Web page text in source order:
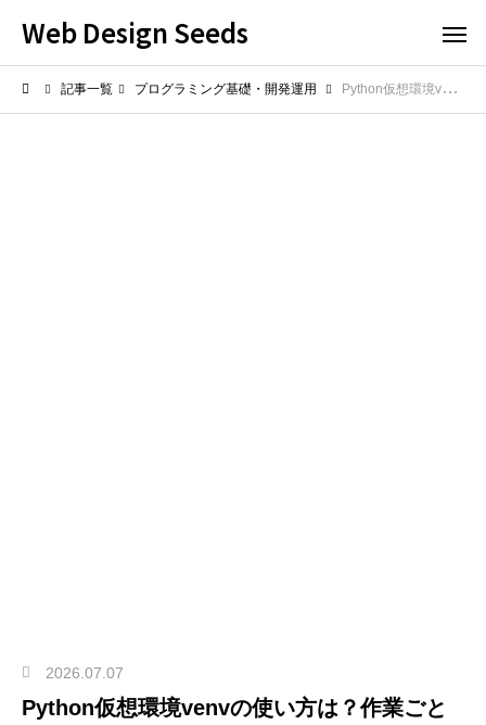
Web Design Seeds
記事一覧 プログラミング基礎・開発運用 Python仮想環境venvの使い方は？作業ごとに環境を切り替える方法を解説
2026.07.07
Python仮想環境venvの使い方は？作業ごと